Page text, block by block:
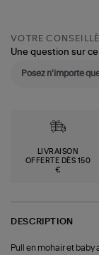
VOTRE
Une question sur
LIVRAISON
OFFERTE DÈS 150
€
DESCRIPTION
Pull en mohair et baby